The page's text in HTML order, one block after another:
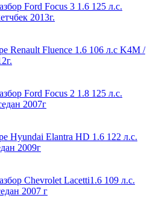
Ford Focus 3 1.6 125 л.с.
2013г.
Renault Fluence 1.6 106 л.с K4M /
Ford Focus 2 1.8 125 л.с.
2007г
Hyundai Elantra HD 1.6 122 л.с.
2009г
Chevrolet Lacetti1.6 109 л.с.
2007 г